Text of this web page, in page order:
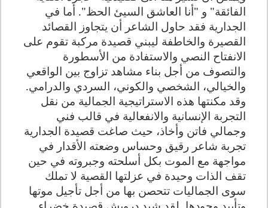
الفائقة" و "أنا العاشق السيئ الحظ". أما في
الجدارية فقد حاول الشاعر أن يتجاوز القصائد
القصيرة والخاطفة ليبني قصيدة مركبة تقوم على
الانفتاح النصي والاستفادة من الأسطورة
والتصوف من أجل بناء مشاهد تزاوج بين الواقعي
والخيالي، الشخصي والكوني، السردي والدرامي.
وقد مكنتها هذه الاستراتيجية الجمالية من نقل
التجربة الإنسانية والانفعالية في قالب فني
وجمالي فاتن وأخاذ، حيث صاغت قصيدة الجدارية
تجربة شاعر رقيق وحساس وضعته الأقدار في
مواجهة مع الموت بكل أسلحته وجبروته في حين
تقف الذات وحيدة في عزلتها القصية لا تملك
سوى الجماليات تتحصن بها من أجل تأجيل موتها